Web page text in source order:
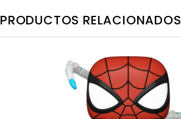
PRODUCTOS RELACIONADOS